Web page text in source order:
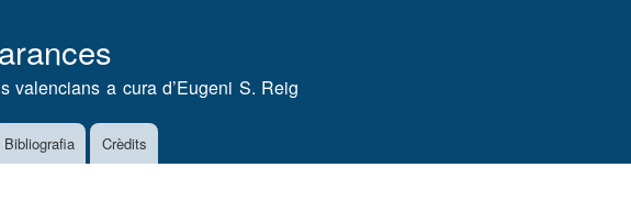
valencians a cura d’Eugeni S. Reig
Bibliografia Crèdits